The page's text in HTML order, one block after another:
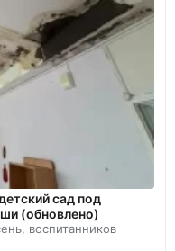
сад под
(обновлено)
воспитанников